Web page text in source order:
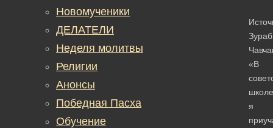
Зураб
«В
школе
я
Новомученики
ДЕЛАТЕЛИ
Неделя молитвы
Религии
Анонсы
Победная Пасха
Обучение